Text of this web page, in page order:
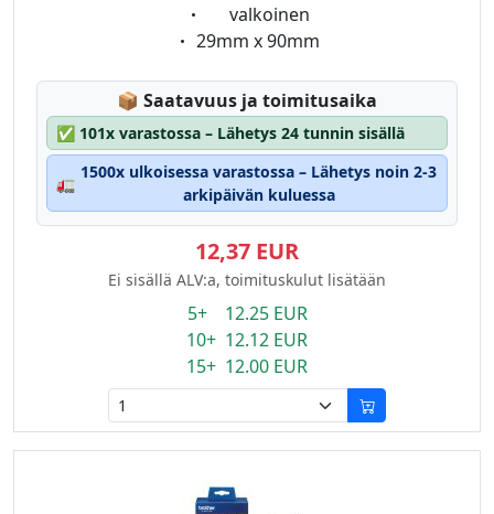
Eigenschaft:
valkoinen
Eigenschaft:
29mm x 90mm
📦 Lagerstatus:
Saatavuus ja toimitusaika
✅ 101x varastossa – Lähetys 24 tunnin sisällä
🚛
1500x ulkoisessa varastossa – Lähetys noin 2-3
arkipäivän kuluessa
12,37 EUR
Ei sisällä ALV:a, toimituskulut lisätään
5+ 12.25 EUR
10+ 12.12 EUR
15+ 12.00 EUR